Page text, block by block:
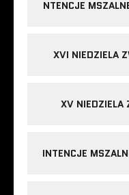
NTENCJE
XVI NIEDZIELA
XV
INTENCJE